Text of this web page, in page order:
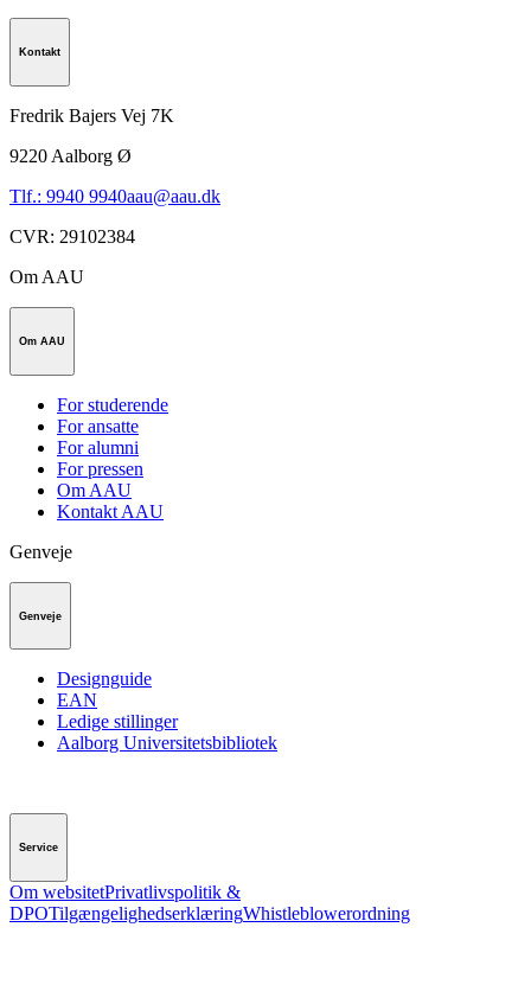
Kontakt
Fredrik Bajers Vej 7K
9220 Aalborg Ø
Tlf.: 9940 9940aau@aau.dk
CVR: 29102384
Om AAU
Om AAU
For studerende
For ansatte
For alumni
For pressen
Om AAU
Kontakt AAU
Genveje
Genveje
Designguide
EAN
Ledige stillinger
Aalborg Universitetsbibliotek
Service
Om websitetPrivatlivspolitik &
DPOTilgængelighedserklæringWhistleblowerordning